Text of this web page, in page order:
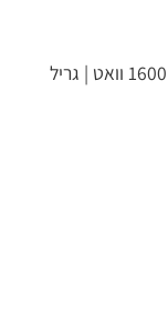
מיקרוגל – 900 וואט | תנור טורבו – 1600 וואט | גריל